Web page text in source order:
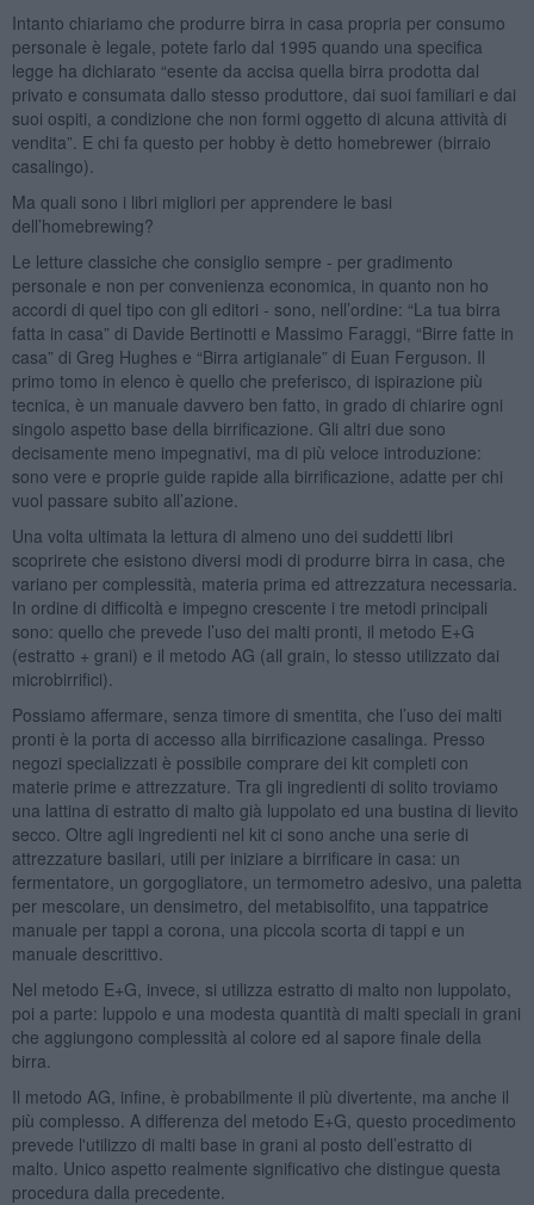
Intanto chiariamo che produrre birra in casa propria per consumo
personale è legale, potete farlo dal 1995 quando una specifica
legge ha dichiarato “esente da accisa quella birra prodotta dal
privato e consumata dallo stesso produttore, dai suoi familiari e dai
suoi ospiti, a condizione che non formi oggetto di alcuna attività di
vendita”. E chi fa questo per hobby è detto homebrewer (birraio
casalingo).
Ma quali sono i libri migliori per apprendere le basi
dell’homebrewing?
Le letture classiche che consiglio sempre - per gradimento
personale e non per convenienza economica, in quanto non ho
accordi di quel tipo con gli editori - sono, nell’ordine: “La tua birra
fatta in casa” di Davide Bertinotti e Massimo Faraggi, “Birre fatte in
casa” di Greg Hughes e “Birra artigianale” di Euan Ferguson. Il
primo tomo in elenco è quello che preferisco, di ispirazione più
tecnica, è un manuale davvero ben fatto, in grado di chiarire ogni
singolo aspetto base della birrificazione. Gli altri due sono
decisamente meno impegnativi, ma di più veloce introduzione:
sono vere e proprie guide rapide alla birrificazione, adatte per chi
vuol passare subito all’azione.
Una volta ultimata la lettura di almeno uno dei suddetti libri
scoprirete che esistono diversi modi di produrre birra in casa, che
variano per complessità, materia prima ed attrezzatura necessaria.
In ordine di difficoltà e impegno crescente i tre metodi principali
sono: quello che prevede l’uso dei malti pronti, il metodo E+G
(estratto + grani) e il metodo AG (all grain, lo stesso utilizzato dai
microbirrifici).
Possiamo affermare, senza timore di smentita, che l’uso dei malti
pronti è la porta di accesso alla birrificazione casalinga. Presso
negozi specializzati è possibile comprare dei kit completi con
materie prime e attrezzature. Tra gli ingredienti di solito troviamo
una lattina di estratto di malto già luppolato ed una bustina di lievito
secco. Oltre agli ingredienti nel kit ci sono anche una serie di
attrezzature basilari, utili per iniziare a birrificare in casa: un
fermentatore, un gorgogliatore, un termometro adesivo, una paletta
per mescolare, un densimetro, del metabisolfito, una tappatrice
manuale per tappi a corona, una piccola scorta di tappi e un
manuale descrittivo.
Nel metodo E+G, invece, si utilizza estratto di malto non luppolato,
poi a parte: luppolo e una modesta quantità di malti speciali in grani
che aggiungono complessità al colore ed al sapore finale della
birra.
Il metodo AG, infine, è probabilmente il più divertente, ma anche il
più complesso. A differenza del metodo E+G, questo procedimento
prevede l'utilizzo di malti base in grani al posto dell’estratto di
malto. Unico aspetto realmente significativo che distingue questa
procedura dalla precedente.